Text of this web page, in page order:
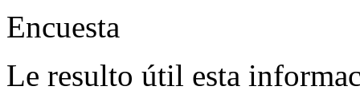
Encuesta
Le resulto útil esta